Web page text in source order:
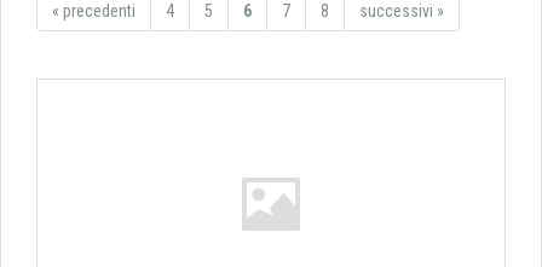
« precedenti 4 5 6 7 8 successivi »